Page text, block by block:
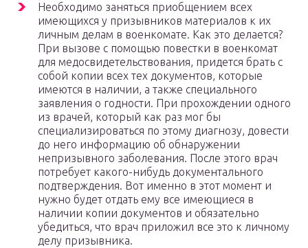
Необходимо заняться приобщением всех
имеющихся у призывников материалов к их
личным делам в военкомате. Как это делается?
При вызове с помощью повестки в военкомат
для медосвидетельствования, придется брать с
собой копии всех тех документов, которые
имеются в наличии, а также специального
заявления о годности. При прохождении одного
из врачей, который как раз мог бы
специализироваться по этому диагнозу, довести
до него информацию об обнаружении
непризывного заболевания. После этого врач
потребует какого-нибудь документального
подтверждения. Вот именно в этот момент и
нужно будет отдать ему все имеющиеся в
наличии копии документов и обязательно
убедиться, что врач приложил все это к личному
делу призывника.